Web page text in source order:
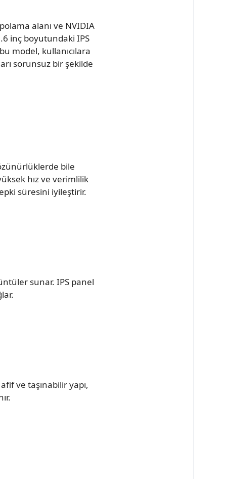
alanı ve NVIDIA
inç boyutundaki IPS
model, kullanıcılara
sorunsuz bir şekilde
bile
hız ve verimlilik
süresini iyileştirir.
sunar. IPS panel
ve taşınabilir yapı,